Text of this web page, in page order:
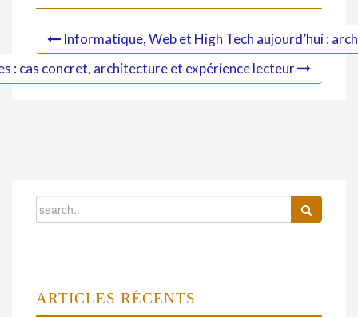
Informatique, Web et High Tech aujourd’hui :
: cas concret, architecture et expérience lecteur
ARTICLES RÉCENTS